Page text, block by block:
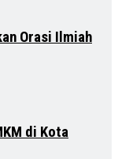
Orasi Ilmiah
di Kota